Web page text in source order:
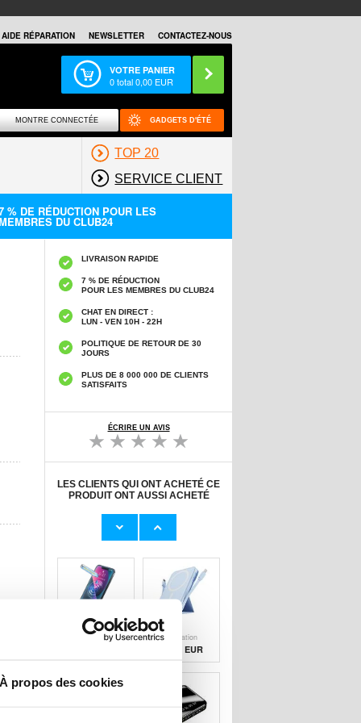
À propos des cookies
AIDE RÉPARATION NEWSLETTER CONTACTEZ-NOUS
VOTRE PANIER
0total0,00 EUR
MONTRE CONNECTÉE GADGETS D'ÉTÉ
TOP 20
SERVICE CLIENT
% DE RÉDUCTION POUR LES
DU CLUB24
LIVRAISON RAPIDE
7 % DE RÉDUCTION
POUR LES MEMBRES DU CLUB24
CHAT EN DIRECT :
LUN - VEN 10H - 22H
POLITIQUE DE RETOUR DE 30
JOURS
PLUS DE 8 000 000 DE CLIENTS
SATISFAITS
ÉCRIRE UN AVIS
LES CLIENTS QUI ONT ACHETÉ CE
PRODUIT ONT AUSSI ACHETÉ
Adaptateur
Câble Apple
11,50 EUR
Protecteur
d'Écran Nano
Banque
d'alimentation
29,50 EUR